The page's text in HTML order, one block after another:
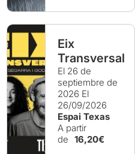
Eix
Transversal
El 26 de
septiembre de
2026 El
26/09/2026
Espai Texas
A partir
de 16,20€